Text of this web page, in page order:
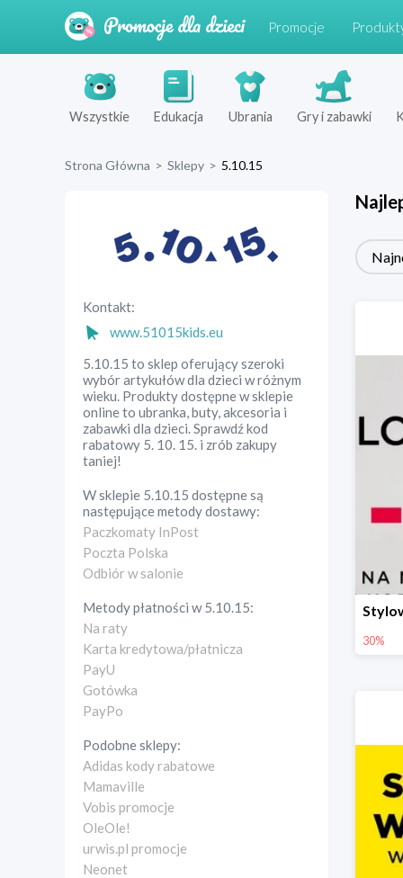
Promocje
Wszystkie Edukacja Ubrania Gry i zabawki
Strona Główna > Sklepy > 5.10.15
Kontakt:
www.51015kids.eu
5.10.15 to sklep oferujący szeroki
wybór artykułów dla dzieci w różnym
wieku. Produkty dostępne w sklepie
online to ubranka, buty, akcesoria i
zabawki dla dzieci. Sprawdź kod
rabatowy 5. 10. 15. i zrób zakupy
taniej!
W sklepie 5.10.15 dostępne są
następujące metody dostawy:
Paczkomaty InPost
Poczta Polska
Odbiór w salonie
Metody płatności w5.10.15:
Na raty
Karta kredytowa/płatnicza
PayU
Gotówka
PayPo
Podobne sklepy:
Adidas kody rabatowe
Mamaville
Vobis promocje
OleOle!
urwis.pl promocje
Neonet
30%